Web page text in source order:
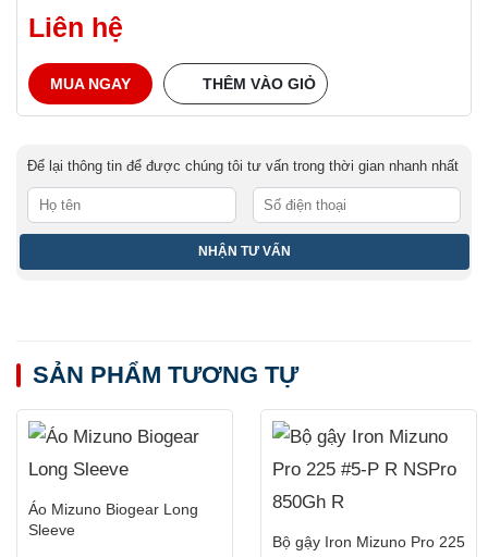
Liên hệ
MUA NGAY THÊM VÀO GIỎ
Để lại thông tin để được chúng tôi tư vấn trong thời gian nhanh nhất
SẢN PHẨM TƯƠNG TỰ
Áo Mizuno Biogear Long
Sleeve
Bộ gậy Iron Mizuno Pro 225